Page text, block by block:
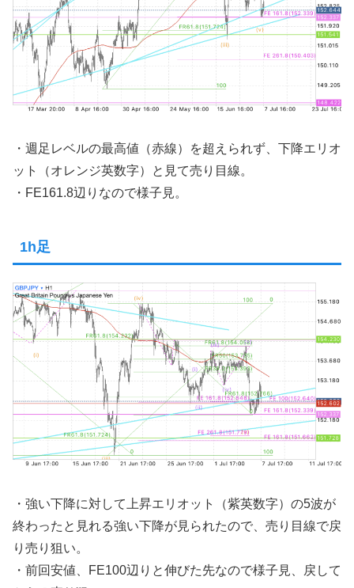
・週足レベルの最高値（赤線）を超えられず、下降エリオ
ット（オレンジ英数字）と見て売り目線。
・FE161.8辺りなので様子見。
1h足
・強い下降に対して上昇エリオット（紫英数字）の5波が
終わったと見れる強い下降が見られたので、売り目線で戻
り売り狙い。
・前回安値、FE100辺りと伸びた先なので様子見、戻して